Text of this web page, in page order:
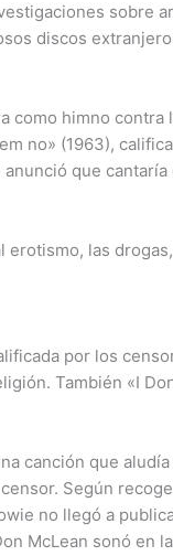
sobre
discos
como himno contra
no» (1963),
que cantaría
erotismo, las
por los
También «I
canción que aludía
Según
no llegó a
McLean sonó en